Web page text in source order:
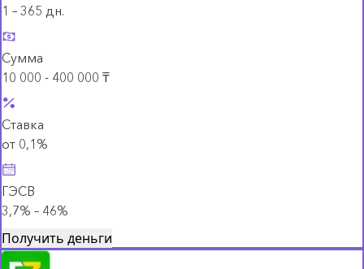
1 – 365 дн.
Сумма
10 000 - 400 000 ₸
Ставка
от 0,1%
ГЭСВ
3,7% – 46%
Получить деньги